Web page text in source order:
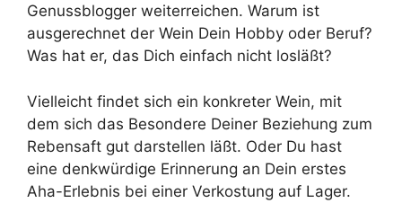
Genussblogger weiterreichen. Warum ist
ausgerechnet der Wein Dein Hobby oder Beruf?
Was hat er, das Dich einfach nicht losläßt?
Vielleicht findet sich ein konkreter Wein, mit
dem sich das Besondere Deiner Beziehung zum
Rebensaft gut darstellen läßt. Oder Du hast
eine denkwürdige Erinnerung an Dein erstes
Aha-Erlebnis bei einer Verkostung auf Lager.